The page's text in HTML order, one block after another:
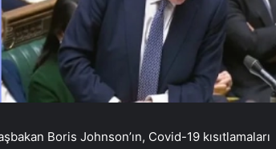
Boris Johnson’ın, Covid-19 kısıtlamaları